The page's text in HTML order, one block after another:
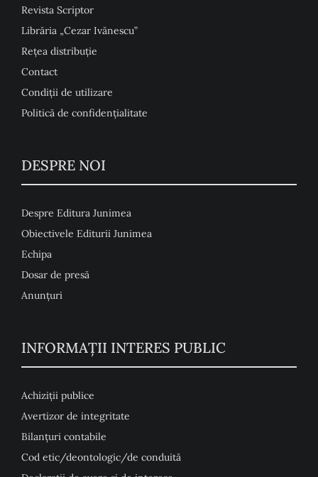
Revista Scriptor
Librăria „Cezar Ivănescu”
Rețea distribuție
Contact
Condiţii de utilizare
Politică de confidențialitate
DESPRE NOI
Despre Editura Junimea
Obiectivele Editurii Junimea
Echipa
Dosar de presă
Anunţuri
INFORMAȚII INTERES PUBLIC
Achiziții publice
Avertizor de integritate
Bilanțuri contabile
Cod etic/deontologic/de conduită